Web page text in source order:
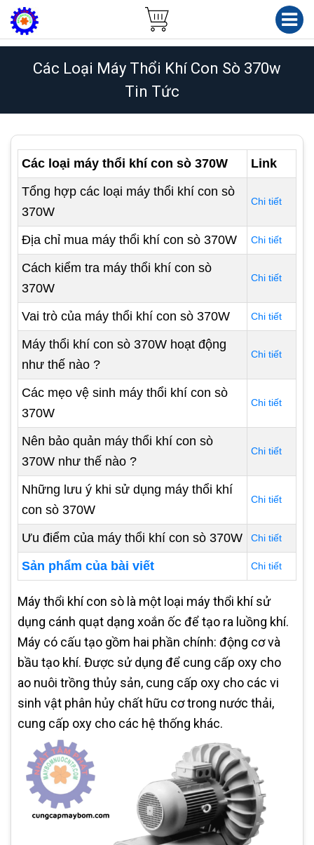
Các Loại Máy Thổi Khí Con Sò 370w
Tin Tức
Các loại máy thổi khí con sò 370W
Link
Tổng hợp các loại máy thổi khí con sò
370W
Chi tiết
Địa chỉ mua máy thổi khí con sò 370W Chi tiết
Cách kiểm tra máy thổi khí con sò
370W
Chi tiết
Vai trò của máy thổi khí con sò 370W Chi tiết
Máy thổi khí con sò 370W hoạt động
như thế nào ?
Chi tiết
Các mẹo vệ sinh máy thổi khí con sò
370W
Chi tiết
Nên bảo quản máy thổi khí con sò
370W như thế nào ?
Chi tiết
Những lưu ý khi sử dụng máy thổi khí
con sò 370W
Chi tiết
Ưu điểm của máy thổi khí con sò 370W Chi tiết
Sản phẩm của bài viết Chi tiết
Máy thổi khí con sò là một loại máy thổi khí sử
dụng cánh quạt dạng xoắn ốc để tạo ra luồng khí.
Máy có cấu tạo gồm hai phần chính: động cơ và
bầu tạo khí. Được sử dụng để cung cấp oxy cho
ao nuôi trồng thủy sản, cung cấp oxy cho các vi
sinh vật phân hủy chất hữu cơ trong nước thải,
cung cấp oxy cho các hệ thống khác.